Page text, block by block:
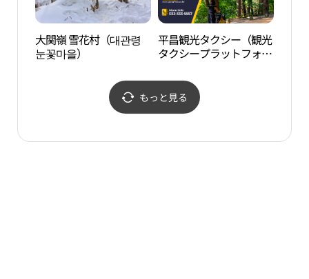
大関嶺 雪花村（대관령
눈꽃마을）
平昌観光タクシー（観光
タクシープラットフォー
택시 플랫폼))
もっと見る